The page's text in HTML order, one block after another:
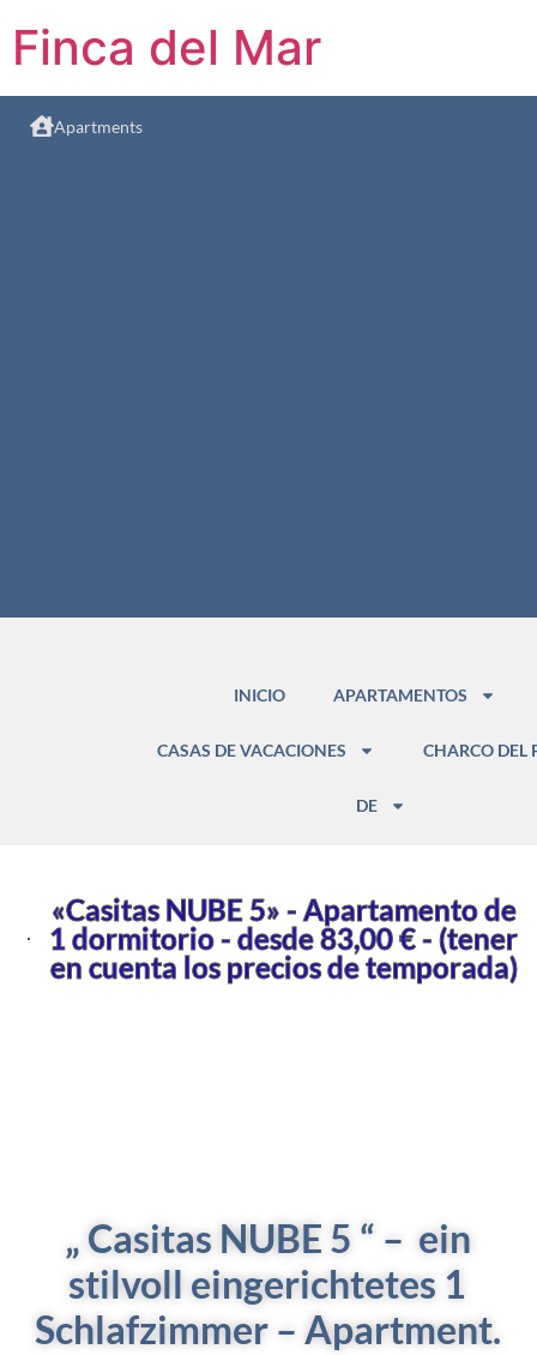
Finca del Mar
Apartments
INICIO APARTAMENTOS
CASAS DE VACACIONES CHARCO DEL
DE
«Casitas NUBE 5» - Apartamento de
1 dormitorio - desde 83,00 € - (tener
en cuenta los precios de temporada)
„ Casitas NUBE 5 “ – ein
stilvoll eingerichtetes 1
Schlafzimmer – Apartment.